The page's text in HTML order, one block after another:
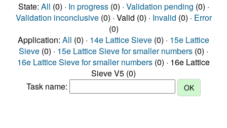
State: All (0) · In progress(0) · Validation pending (0) ·
Validation inconclusive(0) · Valid (0) · Invalid (0) · Error
(0)
Application: All (0) · 14e Lattice Sieve (0) · 15e Lattice
Sieve (0) · 15e Lattice Sieve for smaller numbers (0) ·
16e Lattice Sieve for smaller numbers (0) · 16e Lattice
Sieve V5 (0)
Task name: